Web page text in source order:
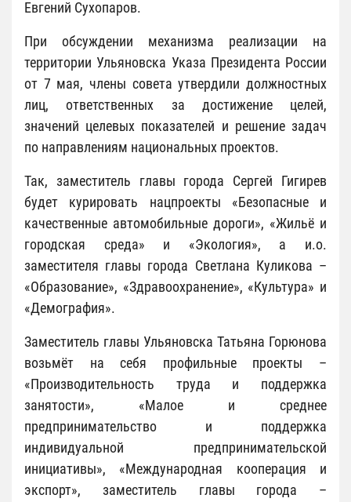
Евгений Сухопаров.
При обсуждении механизма реализации на
территории Ульяновска Указа Президента России
от 7 мая, члены совета утвердили должностных
лиц, ответственных за достижение целей,
значений целевых показателей и решение задач
по направлениям национальных проектов.
Так, заместитель главы города Сергей Гигирев
будет курировать нацпроекты «Безопасные и
качественные автомобильные дороги», «Жильё и
городская среда» и «Экология», а и.о.
заместителя главы города Светлана Куликова –
«Образование», «Здравоохранение», «Культура» и
«Демография».
Заместитель главы Ульяновска Татьяна Горюнова
возьмёт на себя профильные проекты –
«Производительность труда и поддержка
занятости», «Малое и среднее
предпринимательство и поддержка
индивидуальной предпринимательской
инициативы», «Международная кооперация и
экспорт», заместитель главы города –